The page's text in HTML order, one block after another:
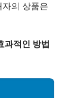
의 상품은
과적인 방법